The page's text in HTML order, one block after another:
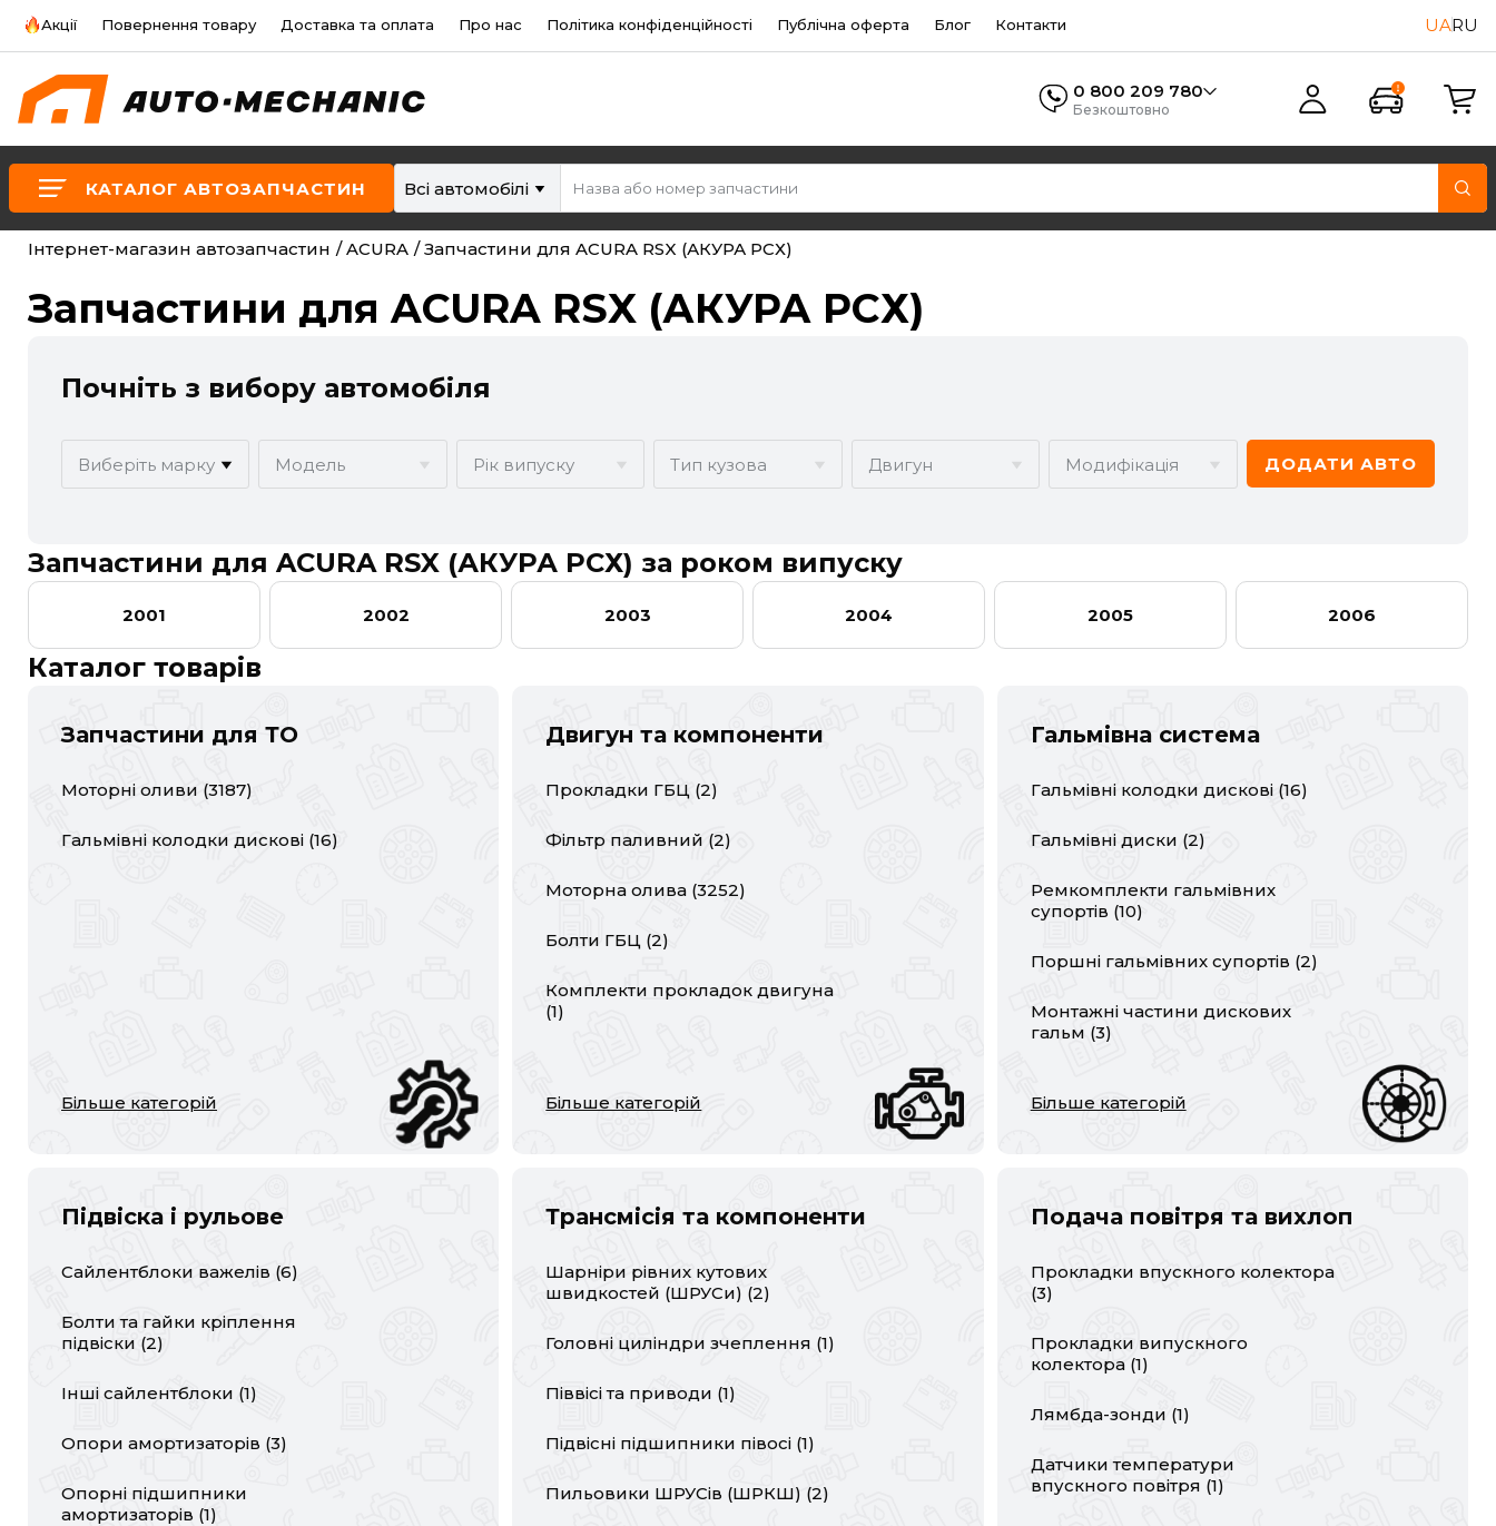
Акції Повернення товару Доставка та оплата Про нас Політика конфіденційності Публічна оферта Блог Контакти UARU
0 800 209 780
Безкоштовно
КАТАЛОГ АВТОЗАПЧАСТИН Всі автомобілі
Інтернет-магазин автозапчастин ACURA Запчастини для ACURA RSX (АКУРА РСХ)
Запчастини для ACURA RSX (АКУРА РСХ)
Почніть з вибору автомобіля
Виберіть марку
CHEVROLET CHRYSLER CITROËN DACIA DAEWOO DODGE DS
LANCIA LAND ROVER LEXUS LINCOLN MERCEDES-BENZ
MINI NISSAN POLESTAR PORSCHE
RAM RAVON RENAULT SEAT SMART
TESLA TOYOTA VW
Модель
TL TLX TSX ZDX
Рік випуску Тип кузова Двигун Модифікація ДОДАТИ АВТО
Запчастини для ACURA RSX (АКУРА РСХ) за роком випуску
2001 2002 2003 2004 2005 2006
Каталог товарів
Запчастини для ТО
Моторні оливи (3187)
Гальмівні колодки дискові (16)
Більше категорій
Двигун та компоненти
Прокладки ГБЦ (2)
Фільтр паливний (2)
Моторна олива (3252)
Болти ГБЦ (2)
Комплекти прокладок двигуна
(1)
Більше категорій
Гальмівна система
Гальмівні колодки дискові(16)
Гальмівні диски (2)
Ремкомплекти гальмівних
супортів (10)
Поршні гальмівних супортів (2)
Монтажні частини дискових
гальм (3)
Більше категорій
Підвіска і рульове
Сайлентблоки важелів (6)
Болти та гайки кріплення
підвіски (2)
Інші сайлентблоки (1)
Опори амортизаторів (3)
Опорні підшипники
амортизаторів (1)
Трансмісія та компоненти
Шарніри рівних кутових
швидкостей (ШРУСи) (2)
Головні циліндри зчеплення (1)
Піввісі та приводи (1)
Підвісні підшипники півосі (1)
Пильовики ШРУСів (ШРКШ) (2)
Подача повітря та вихлоп
Прокладки впускного колектора
(3)
Прокладки випускного
колектора(1)
Лямбда-зонди (1)
Датчики температури
впускного повітря (1)